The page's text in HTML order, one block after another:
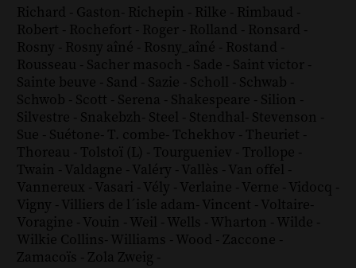
Richard - Gaston- Richepin - Rilke - Rimbaud -
Robert - Rochefort - Roger - Rolland - Ronsard -
Rosny - Rosny aîné - Rosny_aîné - Rostand -
Rousseau - Sacher masoch - Sade - Saint victor -
Sainte beuve - Sand - Sazie - Scholl - Schwab -
Schwob - Scott - Serena - Shakespeare - Silion -
Silvestre - Snakebzh- Steel - Stendhal- Stevenson -
Sue - Suétone- T. combe- Tchekhov - Theuriet -
Thoreau - Tolstoï (L) - Tourgueniev - Trollope -
Twain - Valdagne - Valéry - Vallès - Van offel -
Vannereux - Vasari - Vély - Verlaine - Verne - Vidocq -
Vigny - Villiers de l´isle adam- Vincent - Voltaire-
Voragine - Vouin - Weil - Wells - Wharton - Wilde -
Wilkie Collins- Williams - Wood - Zaccone -
Zamacoïs - Zola Zweig -